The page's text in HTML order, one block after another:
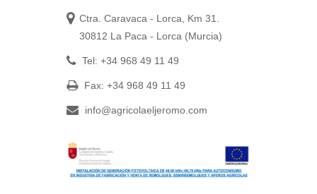
Ctra. Caravaca - Lorca, Km 31.
30812 La Paca - Lorca (Murcia)
Tel: +34 968 49 11 49
Fax: +34 968 49 11 49
info@agricolaeljeromo.com